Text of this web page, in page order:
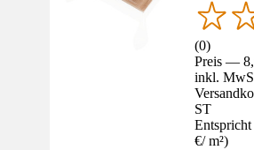
(0)
Preis —
inkl.
ST
€/ m²)